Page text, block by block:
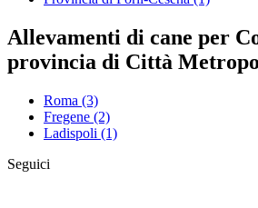
Allevamenti di cane per
provincia di Città
Roma (3)
Fregene (2)
Ladispoli (1)
Seguici